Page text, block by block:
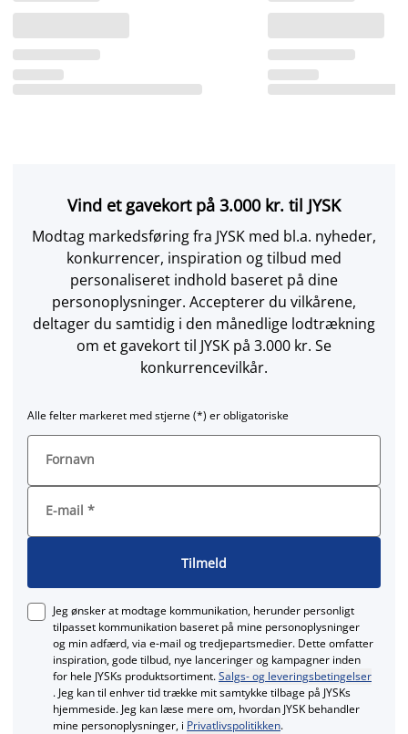
Vind et gavekort på 3.000 kr. til JYSK
Modtag markedsføring fra JYSK med bl.a. nyheder,
konkurrencer, inspiration og tilbud med
personaliseret indhold baseret på dine
personoplysninger. Accepterer du vilkårene,
deltager du samtidig i den månedlige lodtrækning
om et gavekort til JYSK på 3.000 kr. Se
konkurrencevilkår.
Alle felter markeret med stjerne (*) er obligatoriske
Fornavn
E-mail *
Tilmeld
Jeg ønsker at modtage kommunikation, herunder personligt
tilpasset kommunikation baseret på mine personoplysninger
og min adfærd, via e‑mail og tredjepartsmedier. Dette omfatter
inspiration, gode tilbud, nye lanceringer og kampagner inden
for hele JYSKs produktsortiment.Salgs- og leveringsbetingelser
. Jeg kan til enhver tid trække mit samtykke tilbage på JYSKs
hjemmeside. Jeg kan læse mere om, hvordan JYSK behandler
mine personoplysninger, i Privatlivspolitikken.